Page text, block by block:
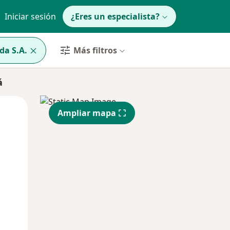
Iniciar sesión ¿Eres un especialista?
S.A. Más filtros
Jue
13 Ago
Vie
14 Ago
Ampliar mapa